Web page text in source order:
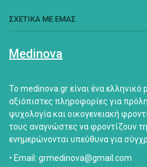
ΣΧΕΤΙΚΑ ΜΕ ΕΜΑΣ
Medinova
Το medinova.gr είναι ένα
αξιόπιστες πληροφορίες για
ψυχολογία και οικογενειακή
τους αναγνώστες να φροντίζουν
ενημερώνονται υπεύθυνα για
• Email: grmedinova@gmail.com